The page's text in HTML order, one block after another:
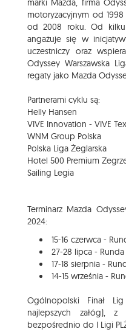
marki Mazda, firma
motoryzacyjnym od
od 2008 roku. Od
angażuje się w
uczestniczy oraz
Odyssey Warszawska
regaty jako Mazda
Partnerami cyklu są:
Helly Hansen
VIVE Innovation - VIVE
WNM Group Polska
Polska Liga Żeglarska
Hotel 500 Premium
Sailing Legia
Terminarz Mazda
2024:
15-16 czerwca -
27-28 lipca - Runda
17-18 sierpnia -
14-15 września -
Ogólnopolski Finał
najlepszych załóg),
bezpośrednio do I Ligi